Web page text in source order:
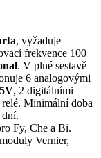
, vyžaduje
frekvence 100
. V plné sestavě
6 analogovými
, 2 digitálními
Minimální doba
dní.
Fy, Che a Bi.
Vernier,